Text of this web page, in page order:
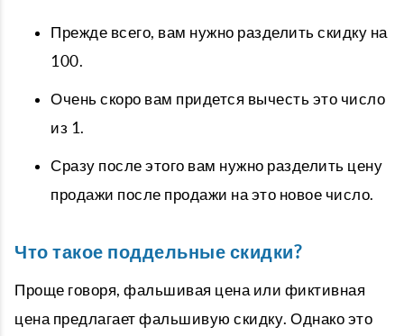
Прежде всего, вам нужно разделить скидку на
100.
Очень скоро вам придется вычесть это число
из 1.
Сразу после этого вам нужно разделить цену
продажи после продажи на это новое число.
Что такое поддельные скидки?
Проще говоря, фальшивая цена или фиктивная
цена предлагает фальшивую скидку. Однако это